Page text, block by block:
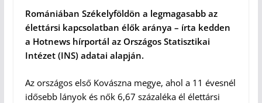
Romániában Székelyföldön a legmagasabb az
élettársi kapcsolatban élők aránya – írta kedden
a Hotnews hírportál az Országos Statisztikai
Intézet (INS) adatai alapján.
Az országos első Kovászna megye, ahol a 11 évesnél
idősebb lányok és nők 6,67 százaléka él élettársi